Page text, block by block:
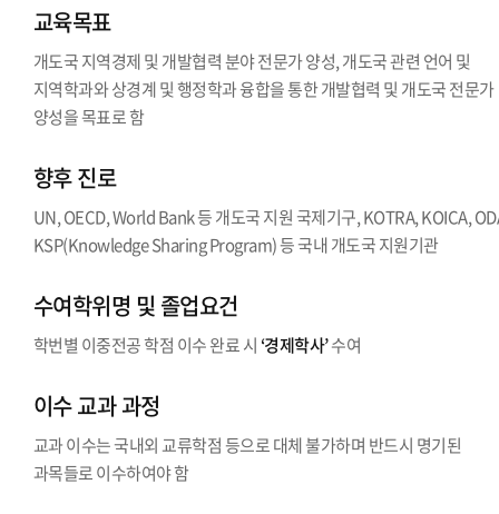
교육목표
개도국 지역경제 및 개발협력 분야 전문가 양성, 개도국 관련 언어 및
지역학과와 상경계 및 행정학과 융합을 통한 개발협력 및 개도국 전문가
양성을 목표로 함
향후 진로
UN, OECD, World Bank 등 개도국 지원 국제기구, KOTRA, KOICA,
KSP(Knowledge Sharing Program) 등 국내 개도국 지원기관
수여학위명 및 졸업요건
학번별 이중전공 학점 이수 완료 시 ‘경제학사’수여
이수 교과 과정
교과 이수는 국내외 교류학점 등으로 대체 불가하며 반드시 명기된
과목들로 이수하여야 함